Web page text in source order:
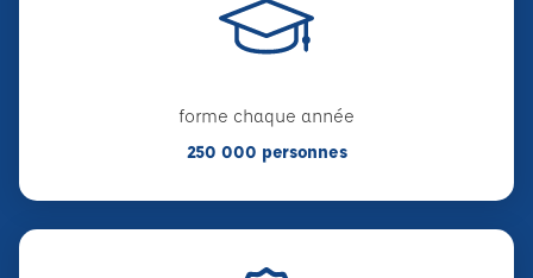
forme chaque année
250 000 personnes